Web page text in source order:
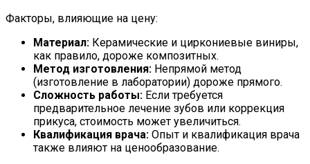
Факторы, влияющие на цену:
Материал: Керамические и циркониевые виниры,
как правило, дороже композитных.
Метод изготовления: Непрямой метод
(изготовление в лаборатории) дороже прямого.
Сложность работы: Если требуется
предварительное лечение зубов или коррекция
прикуса, стоимость может увеличиться.
Квалификация врача: Опыт и квалификация врача
также влияют на ценообразование.